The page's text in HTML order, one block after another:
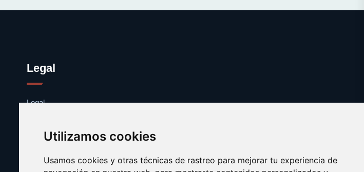
Utilizamos cookies
Usamos cookies y otras técnicas de rastreo para mejorar tu experiencia de
Legal
Legal
Contacto